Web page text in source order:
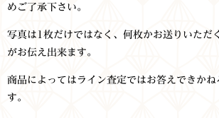
めご了承下さい。
写真は1枚だけではなく、何枚かお送りいただ
がお伝え出来ます。
商品によってはライン査定ではお答えできかね
す。